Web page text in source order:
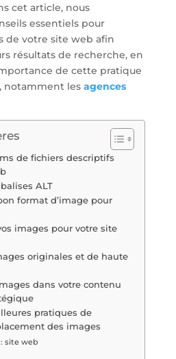
cet article, nous
essentiels pour
de votre site web afin
résultats de recherche, en
de cette pratique
notamment les agences
de fichiers descriptifs
ALT
format d’image pour
images pour votre site
originales et de haute
dans votre contenu
pratiques de
des images
site web